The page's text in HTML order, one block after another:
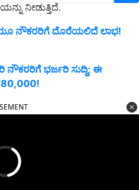
ನೀಡುತ್ತಿದೆ.
ನೌಕರರಿಗೆ ದೊರೆಯಲಿದೆ ಲಾಭ!
ನೌಕರರಿಗೆ ಭರ್ಜರಿ ಸುದ್ದಿ; ಈ